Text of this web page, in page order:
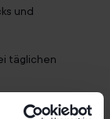
und
täglichen
und